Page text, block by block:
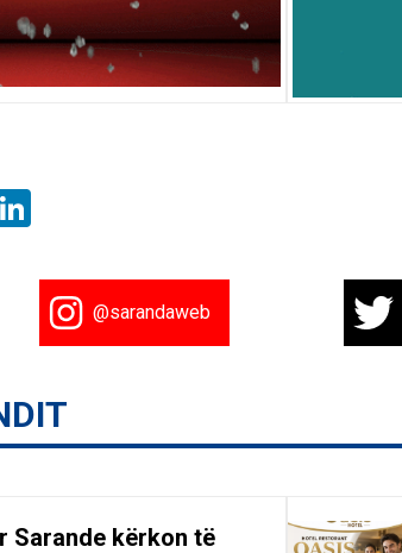
@sarandaweb
Sarande kërkon të